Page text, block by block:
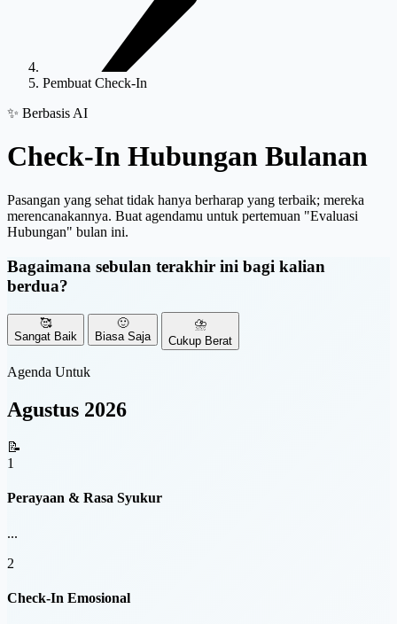
Pembuat Check-In
✨ Berbasis AI
Check-In Hubungan Bulanan
Pasangan yang sehat tidak hanya berharap yang terbaik; mereka
merencanakannya. Buat agendamu untuk pertemuan "Evaluasi
Hubungan" bulan ini.
Bagaimana sebulan terakhir ini bagi kalian
berdua?
🥰
Sangat Baik
🙂
Biasa Saja
⛈️
Cukup Berat
Agenda Untuk
Agustus 2026
📝
1
Perayaan & Rasa Syukur
...
2
Check-In Emosional